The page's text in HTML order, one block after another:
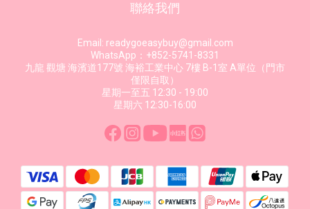
聯絡我們
Email: readygoeasybuy@gmail.com
WhatsApp：+852-5741-8331
九龍 觀塘 海濱道177號 海裕工業中心 7樓 B-1室 A單位（門市
僅限自取）
星期一至五 12:30 - 19:00
星期六 12:30-16:00